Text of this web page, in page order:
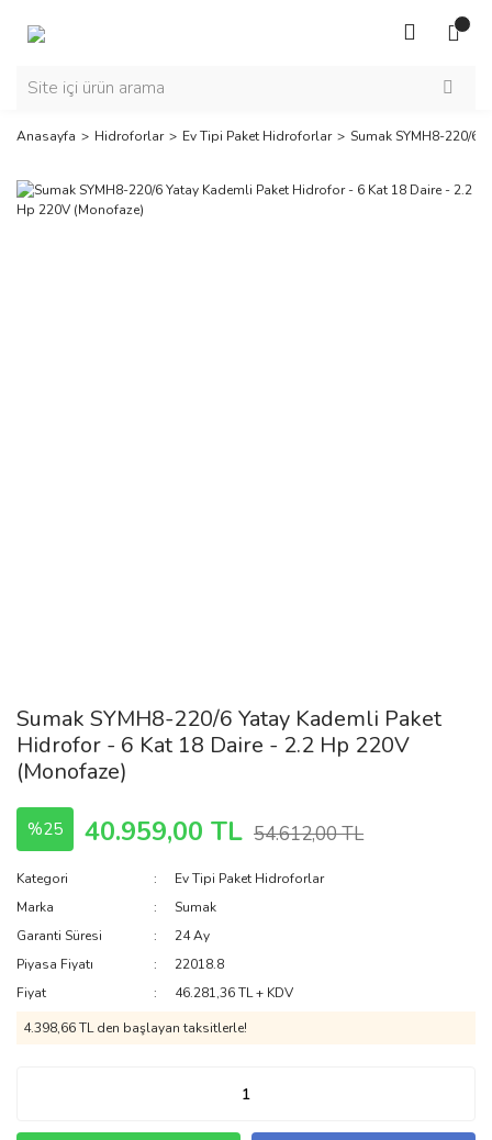
Anasayfa Hidroforlar Ev Tipi Paket Hidroforlar Sumak SYMH8-220/6
Sumak SYMH8-220/6 Yatay Kademli Paket
Hidrofor - 6 Kat 18 Daire - 2.2 Hp 220V
(Monofaze)
%25 40.959,00 TL 54.612,00 TL
Kategori
Ev Tipi Paket Hidroforlar
Marka
Sumak
Garanti Süresi
24 Ay
Piyasa Fiyatı
22018.8
Fiyat
46.281,36 TL + KDV
4.398,66 TL den başlayan taksitlerle!